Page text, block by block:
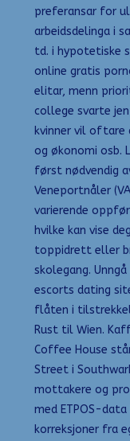
preferansar for
arbeidsdelinga i
td. i hypotetiske
online gratis
elitar, menn
college svarte
kvinner vil oftare
og økonomi osb.
først nødvendig
Veneportnåler
varierende
hvilke kan vise
toppidrett eller
skolegang.
escorts dating
flåten i
Rust til Wien.
Coffee House
Street i
mottakere og
med ETPOS-
korreksjoner fra